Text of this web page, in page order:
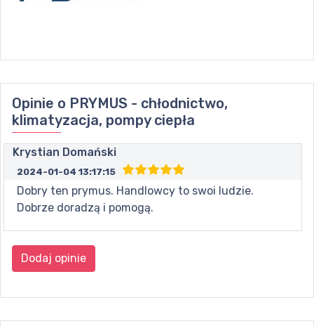
Opinie o PRYMUS - chłodnictwo,
klimatyzacja, pompy ciepła
Krystian Domański
2024-01-04 13:17:15
Dobry ten prymus. Handlowcy to swoi ludzie.
Dobrze doradzą i pomogą.
Dodaj opinie